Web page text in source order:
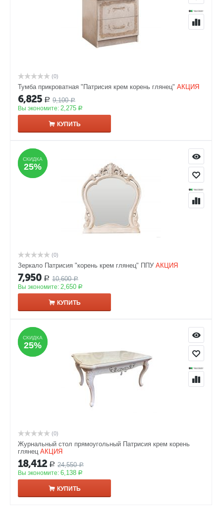
(0)
Тумба прикроватная "Патрисия крем корень глянец" АКЦИЯ
6,825 Р 9,100 Р
Вы экономите: 2,275 Р
КУПИТЬ
СКИДКА
25%
СКИДКА
25%
(0)
Зеркало Патрисия "корень крем глянец" ППУ АКЦИЯ
7,950 Р 10,600 Р
Вы экономите: 2,650 Р
КУПИТЬ
СКИДКА
25%
СКИДКА
25%
(0)
Журнальный стол прямоугольный Патрисия крем корень
глянец АКЦИЯ
18,412 Р 24,550 Р
Вы экономите: 6,138 Р
КУПИТЬ